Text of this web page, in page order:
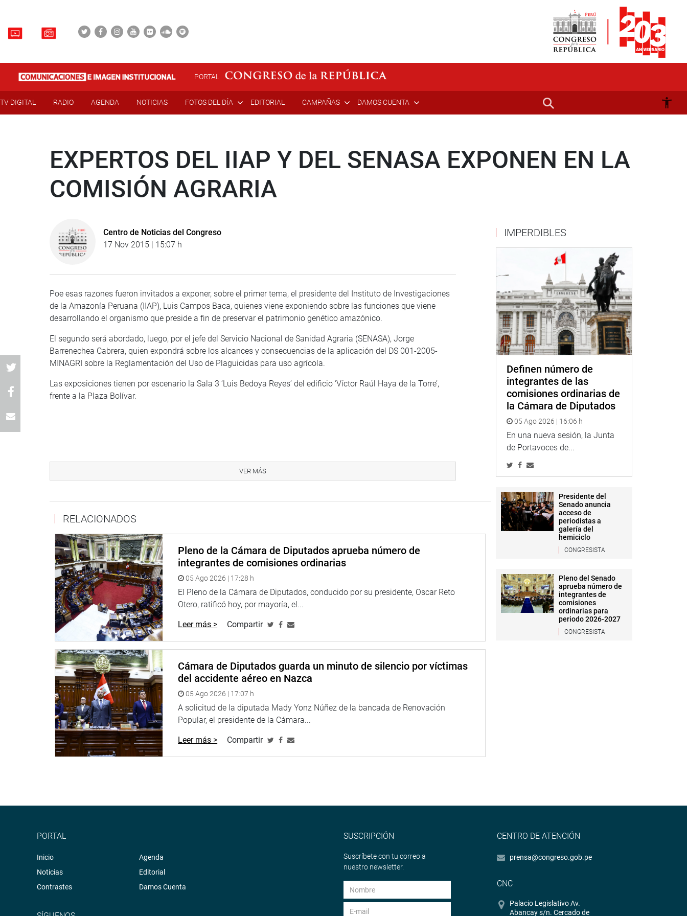
PORTAL
TV DIGITAL RADIO AGENDA NOTICIAS FOTOS DEL DÍA EDITORIAL CAMPAÑAS DAMOS CUENTA
EXPERTOS DEL IIAP Y DEL SENASA EXPONEN EN LA
COMISIÓN AGRARIA
Centro de Noticias del Congreso
17 Nov 2015 | 15:07 h
Poe esas razones fueron invitados a exponer, sobre el primer tema, el presidente del Instituto de Investigaciones
de la Amazonía Peruana (IIAP), Luis Campos Baca, quienes viene exponiendo sobre las funciones que viene
desarrollando el organismo que preside a fin de preservar el patrimonio genético amazónico.
El segundo será abordado, luego, por el jefe del Servicio Nacional de Sanidad Agraria (SENASA), Jorge
Barrenechea Cabrera, quien expondrá sobre los alcances y consecuencias de la aplicación del DS 001-2005-
MINAGRI sobre la Reglamentación del Uso de Plaguicidas para uso agrícola.
Las exposiciones tienen por escenario la Sala 3 ‘Luis Bedoya Reyes’ del edificio ‘Víctor Raúl Haya de la Torre’,
frente a la Plaza Bolívar.
PRENSA-CONGRESO
Puede encontrar más información en nuestra página web y redes sociales.
http://www.congreso.gob.pe/
Facebook:https://www.facebook.com/congresoperu
Twitter: www.twitter .com/congresoperu
Soundcloud: www.soundcloud.com/radiocongreso
VER MÁS
RELACIONADOS
Pleno de la Cámara de Diputados aprueba número de
integrantes de comisiones ordinarias
05 Ago 2026 | 17:28 h
El Pleno de la Cámara de Diputados, conducido por su presidente, Oscar Reto
Otero, ratificó hoy, por mayoría, el...
Leer más > Compartir
Cámara de Diputados guarda un minuto de silencio por víctimas
del accidente aéreo en Nazca
05 Ago 2026 | 17:07 h
A solicitud de la diputada Mady Yonz Núñez de la bancada de Renovación
Popular, el presidente de la Cámara...
Leer más > Compartir
IMPERDIBLES
Definen número de
integrantes de las
comisiones ordinarias de
la Cámara de Diputados
05 Ago 2026 | 16:06 h
En una nueva sesión, la Junta
de Portavoces de...
Presidente del
Senado anuncia
acceso de
periodistas a
galería del
hemiciclo
CONGRESISTA
Pleno del Senado
aprueba número de
integrantes de
comisiones
ordinarias para
periodo 2026-2027
CONGRESISTA
PORTAL
Inicio
Noticias
Contrastes
Agenda
Editorial
Damos Cuenta
SUSCRIPCIÓN
Suscríbete con tu correo a
nuestro newsletter.
CENTRO DE ATENCIÓN
prensa@congreso.gob.pe
CNC
Palacio Legislativo Av.
Abancay s/n. Cercado de